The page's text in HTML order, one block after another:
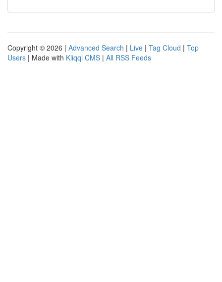
Copyright © 2026 | Advanced Search | Live | Tag Cloud | Top
Users | Made with Kliqqi CMS | All RSS Feeds